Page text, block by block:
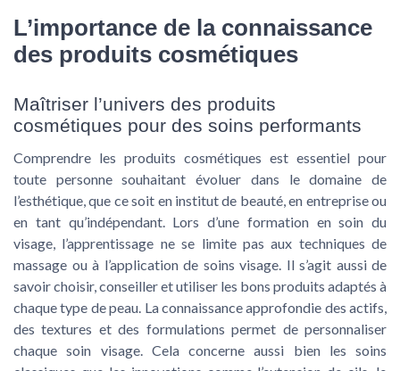
L’importance de la connaissance
des produits cosmétiques
Maîtriser l’univers des produits
cosmétiques pour des soins performants
Comprendre les produits cosmétiques est essentiel pour
toute personne souhaitant évoluer dans le domaine de
l’esthétique, que ce soit en institut de beauté, en entreprise ou
en tant qu’indépendant. Lors d’une formation en soin du
visage, l’apprentissage ne se limite pas aux techniques de
massage ou à l’application de soins visage. Il s’agit aussi de
savoir choisir, conseiller et utiliser les bons produits adaptés à
chaque type de peau. La connaissance approfondie des actifs,
des textures et des formulations permet de personnaliser
chaque soin visage. Cela concerne aussi bien les soins